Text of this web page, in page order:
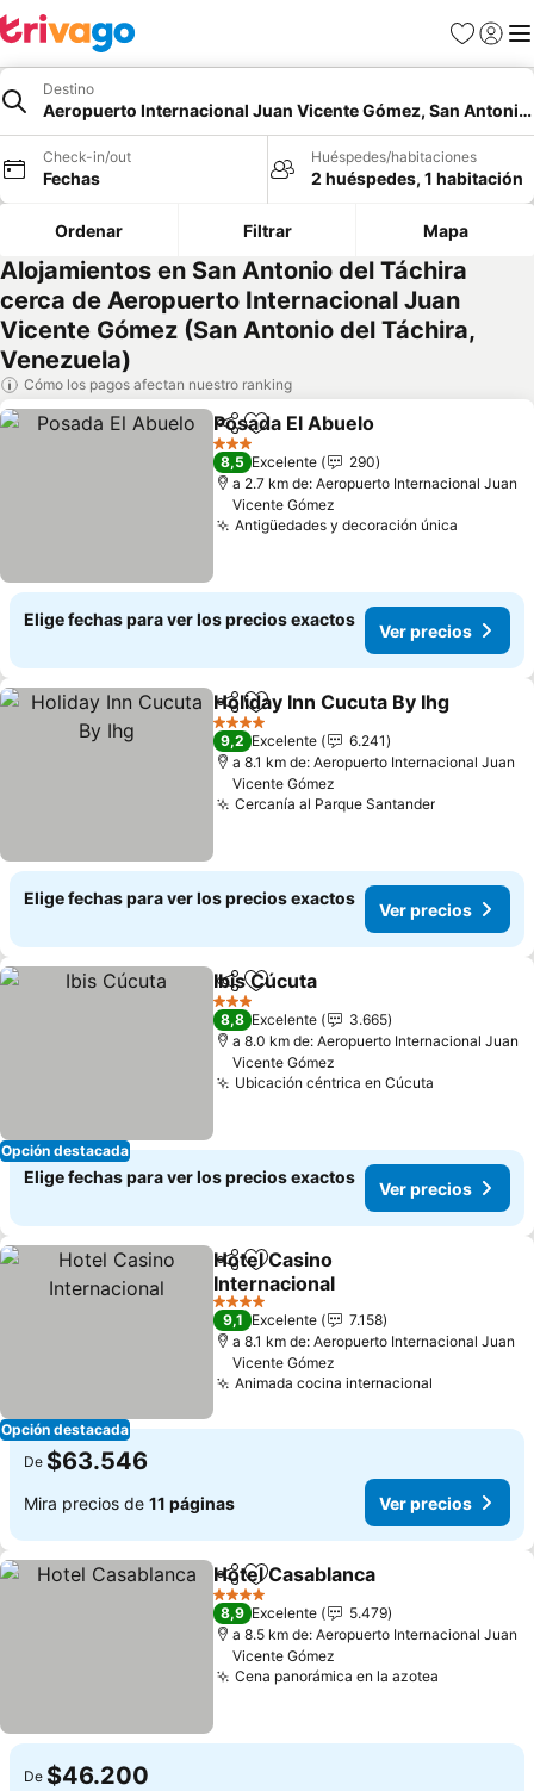
Favoritos
Iniciar
Destino
Aeropuerto Internacional Juan Vicente Gómez, San Antonio
Check-in/out
Fechas
Huéspedes/habitaciones
2 huéspedes, 1 habitación
Ordenar Filtrar Mapa
Alojamientos en San Antonio del Táchira
cerca de Aeropuerto Internacional Juan
Vicente Gómez (San Antonio del Táchira,
Venezuela)
Cómo los pagos afectan nuestro ranking
CompartirAgregar a favoritos
Posada El Abuelo
3 Estrellas
8,5 Excelente
290
a 2.7 km de: Aeropuerto Internacional Juan
Vicente Gómez
Antigüedades y decoración única
Elige fechas para ver los precios exactos
Ver precios
CompartirAgregar a favoritos
Holiday Inn Cucuta By Ihg
4 Estrellas
9,2 Excelente
6.241
a 8.1 km de: Aeropuerto Internacional Juan
Vicente Gómez
Cercanía al Parque SantanderVer
Elige fechas para ver los precios exactos
Ver precios
Opción destacada
CompartirAgregar a favoritos
Ibis Cúcuta
3 Estrellas
8,8 Excelente
3.665
a 8.0 km de: Aeropuerto Internacional Juan
Vicente Gómez
Ubicación céntrica en Cúcuta
Elige fechas para ver los precios exactos
Ver precios
Opción destacada
CompartirAgregar a favoritos
Hotel Casino
Internacional
Ver precios
4 Estrellas
9,1 Excelente
7.158
a 8.1 km de: Aeropuerto Internacional Juan
Vicente Gómez
Animada cocina internacional
De $63.546
Mira precios de 11 páginas Ver precios
CompartirAgregar a favoritos
Hotel Casablanca
4 Estrellas
8,9 Excelente
5.479
a 8.5 km de: Aeropuerto Internacional Juan
Vicente Gómez
Cena panorámica en la azotea
De $46.200